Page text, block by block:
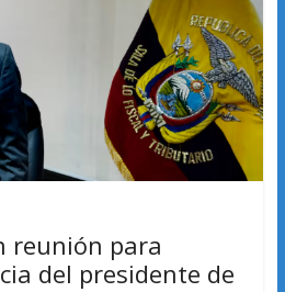
reunión para
del presidente de